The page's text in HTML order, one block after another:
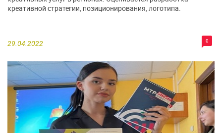
29.04.2022 0
креативной стратегии, позиционирования, логотипа.